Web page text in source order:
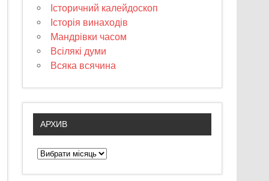
Історичний калейдоскоп
Історія винаходів
Мандрівки часом
Всілякі думи
Всяка всячина
АРХИВ
А
р
х